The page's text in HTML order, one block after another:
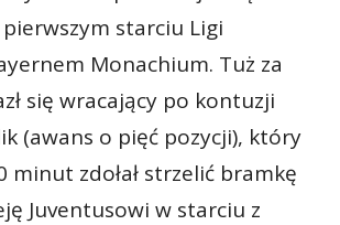
starciu Ligi
Monachium. Tuż za
się wracający po kontuzji
(awans o pięć pozycji), który
minut zdołał strzelić bramkę
Juventusowi w starciu z